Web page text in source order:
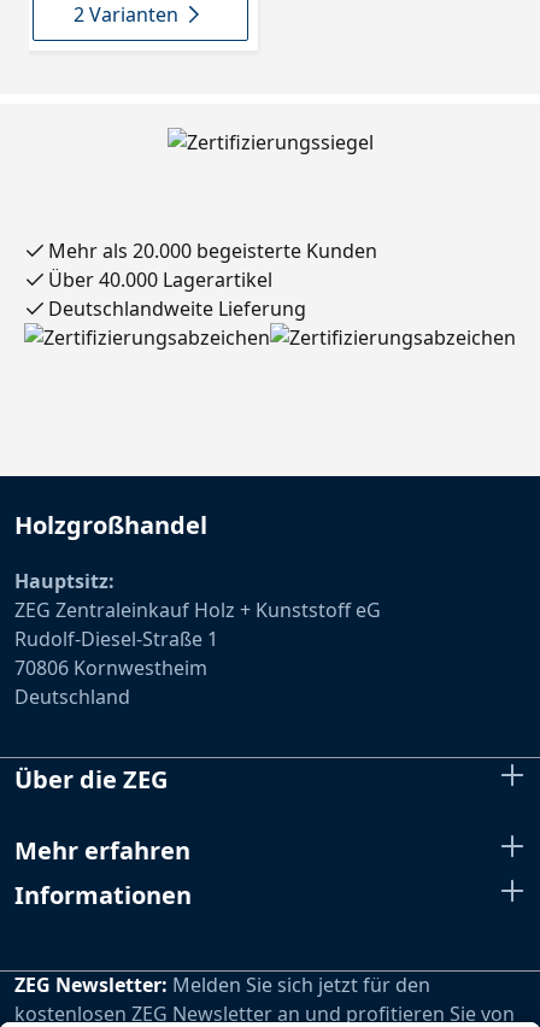
2 Varianten
Mehr als 20.000 begeisterte Kunden
Über 40.000 Lagerartikel
Deutschlandweite Lieferung
Holzgroßhandel
Hauptsitz:
ZEG Zentraleinkauf Holz + Kunststoff eG
Rudolf-Diesel-Straße 1
70806 Kornwestheim
Deutschland
Über die ZEG
Mehr erfahren
Informationen
ZEG Newsletter: Melden Sie sich jetzt für den
kostenlosen ZEG Newsletter an und profitieren Sie von